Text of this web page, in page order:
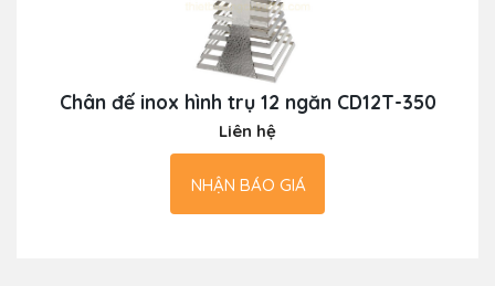
Chân đế inox hình trụ 12 ngăn CD12T-350
Liên hệ
NHẬN BÁO GIÁ